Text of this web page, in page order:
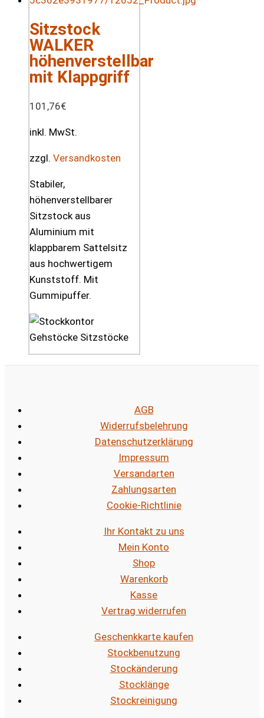
Sitzstock
WALKER
höhenverstellbar
mit Klappgriff
101,76€
inkl. MwSt.
zzgl. Versandkosten
Stabiler,
höhenverstellbarer
Sitzstock aus
Aluminium mit
klappbarem Sattelsitz
aus hochwertigem
Kunststoff. Mit
Gummipuffer.
AGB
Widerrufsbelehrung
Datenschutzerklärung
Impressum
Versandarten
Zahlungsarten
Cookie-Richtlinie
Ihr Kontakt zu uns
Mein Konto
Shop
Warenkorb
Kasse
Vertrag widerrufen
Geschenkkarte kaufen
Stockbenutzung
Stockänderung
Stocklänge
Stockreinigung